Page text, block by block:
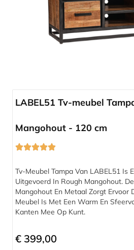
Compleet programma
LABEL51 Tv-meubel
Mangohout - 120 cm
Tv-Meubel Tampa Van LABEL51 Is
Uitgevoerd In Rough Mangohout.
Mangohout En Metaal Zorgt Ervoor
Meubel Is Met Een Warm En
Kanten Mee Op Kunt.
€ 399,00